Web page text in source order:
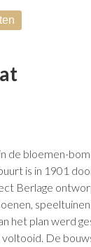
de bloemen-
is in 1901
Berlage
het plan werd
De